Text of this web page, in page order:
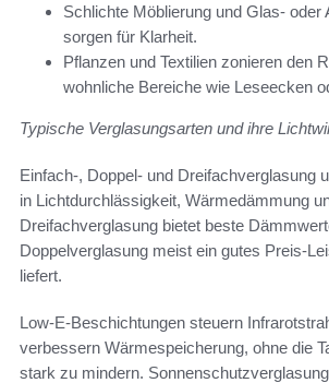
Schlichte Möblierung und Glas- oder
sorgen für Klarheit.
Pflanzen und Textilien zonieren den
wohnliche Bereiche wie Leseecken
Typische Verglasungsarten und ihre
Einfach-, Doppel- und Dreifachverglasung
in Lichtdurchlässigkeit, Wärmedämmung
Dreifachverglasung bietet beste
Doppelverglasung meist ein gutes Preis-
liefert.
Low-E-Beschichtungen steuern
verbessern Wärmespeicherung, ohne die
stark zu mindern.